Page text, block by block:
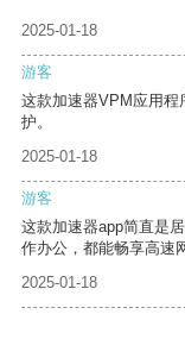
2025-01-18
游客
这款加速器VPM应用程
护。
2025-01-18
游客
这款加速器app简直是
作办公，都能畅享高速
2025-01-18